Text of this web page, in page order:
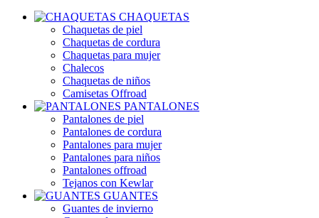
CHAQUETAS
Chaquetas de piel
Chaquetas de cordura
Chaquetas para mujer
Chalecos
Chaquetas de niños
Camisetas Offroad
PANTALONES
Pantalones de piel
Pantalones de cordura
Pantalones para mujer
Pantalones para niños
Pantalones offroad
Tejanos con Kewlar
GUANTES
Guantes de invierno